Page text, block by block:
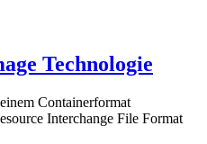
Technologie
Containerformat
Interchange File Format